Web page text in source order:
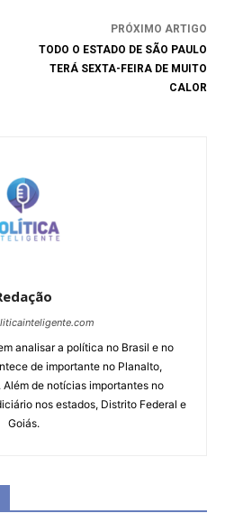
PRÓXIMO ARTIGO
TODO O ESTADO DE SÃO PAULO
TERÁ SEXTA-FEIRA DE MUITO
CALOR
analisar a política no Brasil e no
de importante no Planalto,
de notícias importantes no
nos estados, Distrito Federal e
Goiás.